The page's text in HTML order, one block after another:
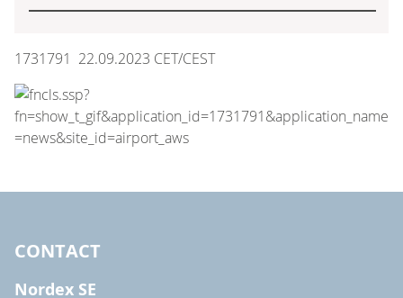
1731791 22.09.2023 CET/CEST
CONTACT
Nordex SE